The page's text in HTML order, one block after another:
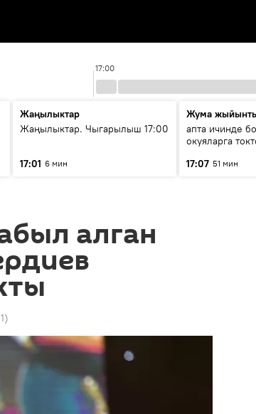
17:00
Жаңылыктар
Жаңылыктар. Чыгарылыш 17:00
17:01 6 мин
Жума
апта ичинде
окуяларга
17:07 51 мин
алган
)